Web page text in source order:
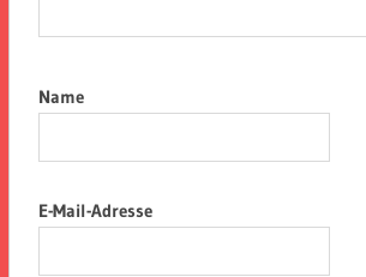
Name
E-Mail-Adresse